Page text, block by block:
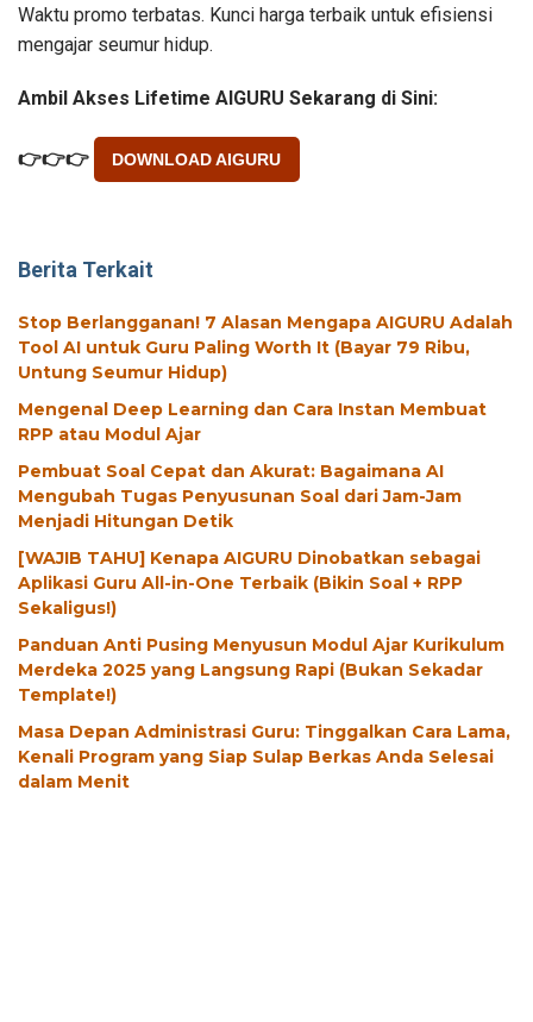
Waktu promo terbatas. Kunci harga terbaik untuk efisiensi
mengajar seumur hidup.
Ambil Akses Lifetime AIGURU Sekarang di Sini:
👉👉👉 DOWNLOAD AIGURU
Berita Terkait
Stop Berlangganan! 7 Alasan Mengapa AIGURU Adalah
Tool AI untuk Guru Paling Worth It (Bayar 79 Ribu,
Untung Seumur Hidup)
Mengenal Deep Learning dan Cara Instan Membuat
RPP atau Modul Ajar
Pembuat Soal Cepat dan Akurat: Bagaimana AI
Mengubah Tugas Penyusunan Soal dari Jam-Jam
Menjadi Hitungan Detik
[WAJIB TAHU] Kenapa AIGURU Dinobatkan sebagai
Aplikasi Guru All-in-One Terbaik (Bikin Soal + RPP
Sekaligus!)
Panduan Anti Pusing Menyusun Modul Ajar Kurikulum
Merdeka 2025 yang Langsung Rapi (Bukan Sekadar
Template!)
Masa Depan Administrasi Guru: Tinggalkan Cara Lama,
Kenali Program yang Siap Sulap Berkas Anda Selesai
dalam Menit